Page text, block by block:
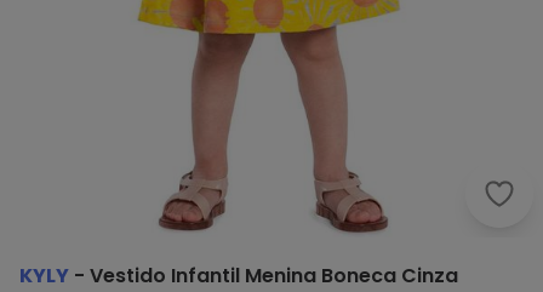
Kyly
KYLY - Vestido Infantil Menina Boneca Cinza